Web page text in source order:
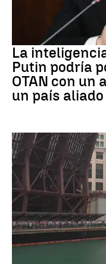
La
Putin podría
OTAN con
un país aliado